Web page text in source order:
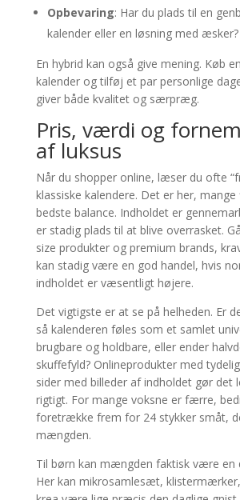
Opbevaring: Har du plads til en
kalender eller en løsning med æsker?
En hybrid kan også give mening. Køb
kalender og tilføj et par personlige
giver både kvalitet og særpræg.
Pris, værdi og
af luksus
Når du shopper online, læser du ofte
klassiske kalendere. Det er her, mange
bedste balance. Indholdet er
er stadig plads til at blive overrasket.
size produkter og premium brands,
kan stadig være en god handel, hvis
indholdet er væsentligt højere.
Det vigtigste er at se på helheden. Er
så kalenderen føles som et samlet
brugbare og holdbare, eller ender
skuffefyld? Onlineprodukter med
sider med billeder af indholdet gør det
rigtigt. For mange voksne er færre,
foretrække frem for 24 stykker småt,
mængden.
Til børn kan mængden faktisk være en
Her kan mikrosamlesæt,